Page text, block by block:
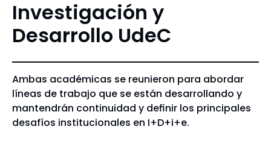
Investigación y
Desarrollo UdeC
Ambas académicas se reunieron para abordar
líneas de trabajo que se están desarrollando y
mantendrán continuidad y definir los principales
desafíos institucionales en I+D+i+e.